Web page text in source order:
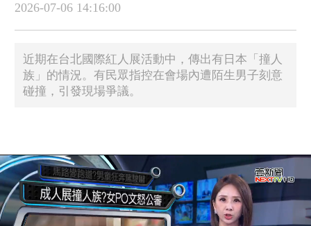
2026-07-06 14:16:00
近期在台北國際紅人展活動中，傳出有日本「撞人
族」的情況。有民眾指控在會場內遭陌生男子刻意
碰撞，引發現場爭議。